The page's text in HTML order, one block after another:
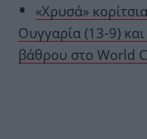
«Χρυσά»
Ουγγαρία (13-9)
βάθρου στο World